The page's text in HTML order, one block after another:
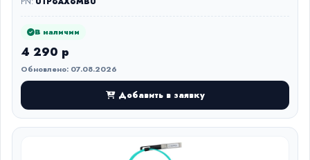
В наличии
4 290 р
Обновлено: 07.08.2026
Добавить в заявку